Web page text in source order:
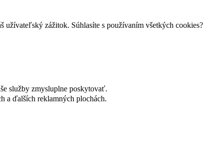
užívateľský zážitok. Súhlasíte s používaním všetkých cookies?
služby zmysluplne poskytovať.
a ďalších reklamných plochách.